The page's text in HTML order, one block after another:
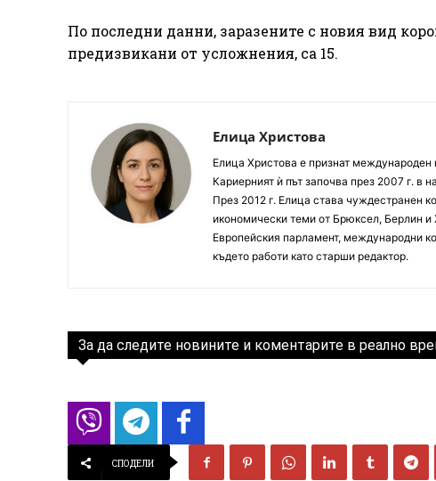
По последни данни, заразените с новия вид
предизвикани от усложнения, са 15.
Елица Христова
Елица Христова е признат международен
Кариерният ѝ път започва през 2007 г. в
През 2012 г. Елица става чуждестранен
икономически теми от Брюксел, Берлин и
Европейския парламент, международни
където работи като старши редактор.
За да следите новините и коментарите в реално
СПОДЕЛИ